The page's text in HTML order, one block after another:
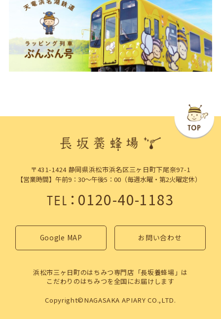
〒431-1424 静岡県浜松市浜名区三ヶ日町下尾奈97-1
【営業時間】午前9：30～午後5：00（毎週水曜・第2火曜定休）
TEL：0120-40-1183
Google MAP お問い合わせ
浜松市三ヶ日町のはちみつ専門店「長坂養蜂場」は
こだわりのはちみつを全国にお届けします
Copyright©NAGASAKA APIARY CO.,LTD.